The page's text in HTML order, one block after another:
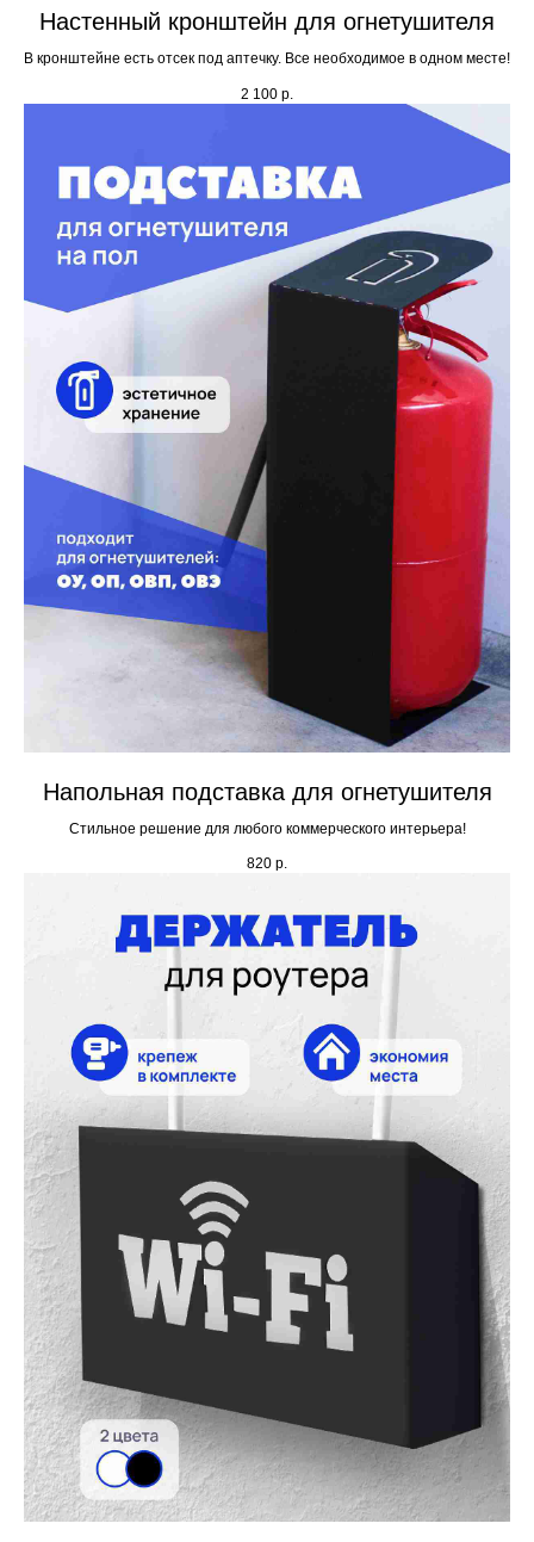
Настенный кронштейн для огнетушителя
В кронштейне есть отсек под аптечку. Все необходимое в одном месте!
2 100 р.
Напольная подставка для огнетушителя
Стильное решение для любого коммерческого интерьера!
820 р.